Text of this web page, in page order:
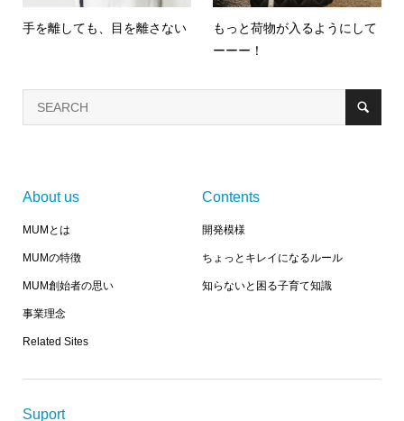
手を離しても、目を離さない
もっと荷物が入るようにして
ーーー！
About us
MUMとは
MUMの特徴
MUM創始者の思い
事業理念
Related Sites
Contents
開発模様
ちょっとキレイになるルール
知らないと困る子育て知識
Suport